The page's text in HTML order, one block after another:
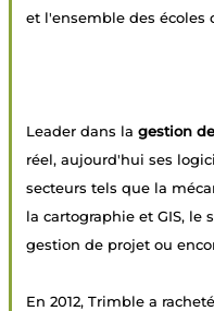
et l'ensemble des écoles
Leader dans la gestion
réel, aujourd'hui ses
secteurs tels que la
la cartographie et GIS, le
gestion de projet ou
En 2012, Trimble a